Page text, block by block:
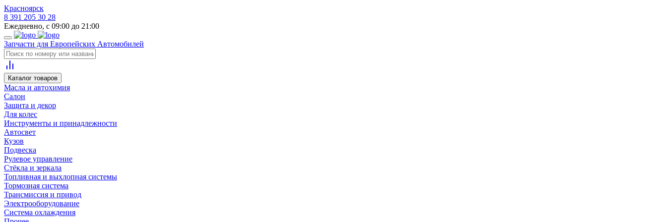
Красноярск
8 391 205 30 28
Ежедневно, с 09:00 до 21:00
Запчасти для Европейских Автомобилей
Каталог товаров
Масла и автохимия
Салон
Защита и декор
Для колес
Инструменты и принадлежности
Автосвет
Кузов
Подвеска
Рулевое управление
Стёкла и зеркала
Топливная и выхлопная системы
Тормозная система
Трансмиссия и привод
Электрооборудование
Система охлаждения